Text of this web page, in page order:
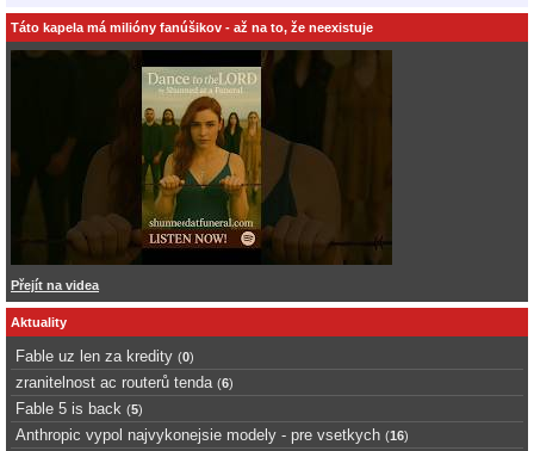
Táto kapela má milióny fanúšikov - až na to, že neexistuje
Přejít na videa
Aktuality
Fable uz len za kredity (0)
zranitelnost ac routerů tenda (6)
Fable 5 is back (5)
Anthropic vypol najvykonejsie modely - pre vsetkych (16)